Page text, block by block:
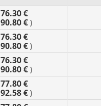
76.30 €
90.80 € )
76.30 €
90.80 € )
76.30 €
90.80 € )
77.80 €
92.58 € )